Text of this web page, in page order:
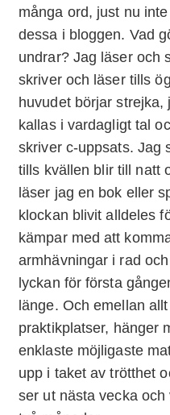
många ord, just nu
dessa i bloggen. Vad
undrar? Jag läser och
skriver och läser tills
huvudet börjar
kallas i vardagligt tal
skriver c-uppsats. Jag
tills kvällen blir till natt
läser jag en bok eller
klockan blivit alldeles
kämpar med att
armhävningar i rad
lyckan för första
länge. Och emellan
praktikplatser, hänger
enklaste möjligaste
upp i taket av trötthet
ser ut nästa vecka